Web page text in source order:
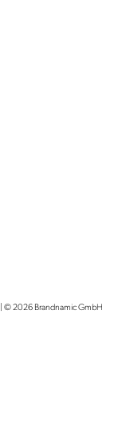
© 2026 Brandnamic GmbH